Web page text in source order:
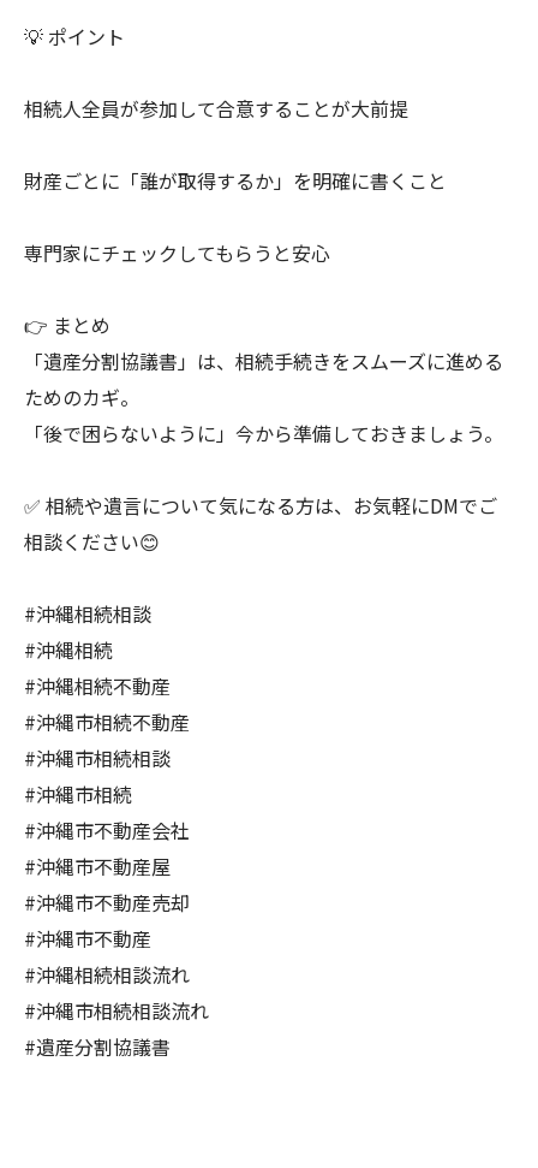
💡 ポイント
相続人全員が参加して合意することが大前提
財産ごとに「誰が取得するか」を明確に書くこと
専門家にチェックしてもらうと安心
👉 まとめ
「遺産分割協議書」は、相続手続きをスムーズに進める
ためのカギ。
「後で困らないように」今から準備しておきましょう。
✅ 相続や遺言について気になる方は、お気軽にDMでご
相談ください😊
#沖縄相続相談
#沖縄相続
#沖縄相続不動産
#沖縄市相続不動産
#沖縄市相続相談
#沖縄市相続
#沖縄市不動産会社
#沖縄市不動産屋
#沖縄市不動産売却
#沖縄市不動産
#沖縄相続相談流れ
#沖縄市相続相談流れ
#遺産分割協議書